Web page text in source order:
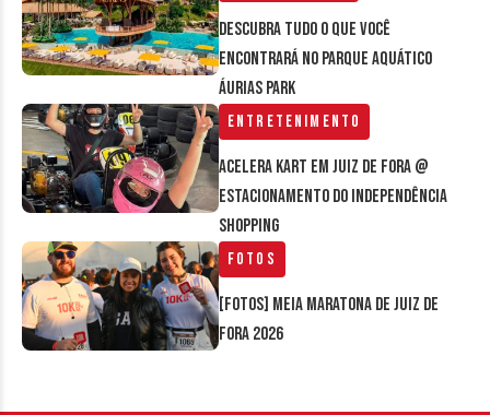
Descubra tudo o que você
encontrará no parque aquático
Áurias Park
Entretenimento
Acelera Kart em Juiz de Fora @
estacionamento do Independência
Shopping
Fotos
[FOTOS] Meia Maratona de Juiz de
Fora 2026